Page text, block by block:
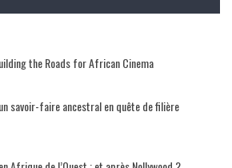
the Roads for African Cinema
savoir-faire ancestral en quête de filière